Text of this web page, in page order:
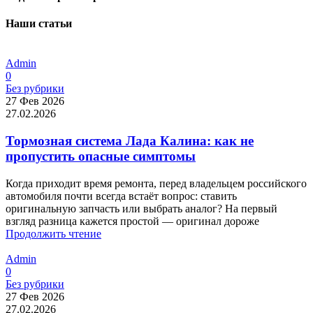
Наши статьи
Admin
0
Без рубрики
27 Фев 2026
27.02.2026
Тормозная система Лада Калина: как не
пропустить опасные симптомы
Когда приходит время ремонта, перед владельцем российского
автомобиля почти всегда встаёт вопрос: ставить
оригинальную запчасть или выбрать аналог? На первый
взгляд разница кажется простой — оригинал дороже
Продолжить чтение
Admin
0
Без рубрики
27 Фев 2026
27.02.2026